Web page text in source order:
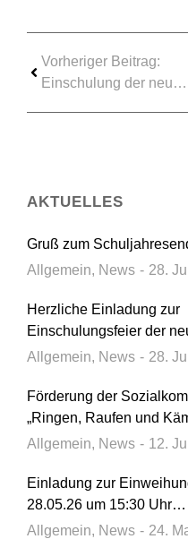
Vorheriger Beitrag:
Einschulung der neuen Klassen 5
AKTUELLES
Gruß zum
Allgemein, News 28.
Herzliche Einladung zur
Einschulungsfeier der
Allgemein, News 28.
Förderung der
„Ringen, Raufen und
Allgemein, News 12.
Einladung zur
28.05.26 um 15:30 Uhr…
Allgemein, News 24.